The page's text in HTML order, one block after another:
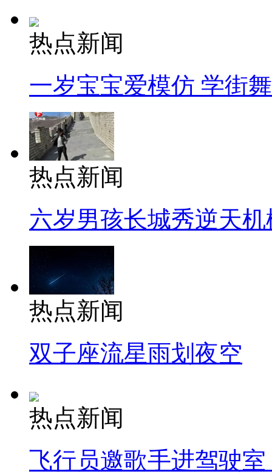
热点新闻
一岁宝宝爱模仿 学街
热点新闻
六岁男孩长城秀逆天机
热点新闻
双子座流星雨划夜空
热点新闻
飞行员邀歌手进驾驶